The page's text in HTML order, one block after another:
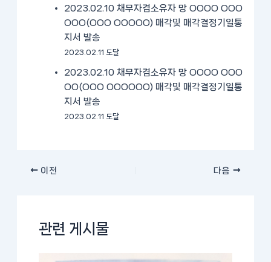
2023.02.10 채무자겸소유자 망 OOOO OOO
OOO(OOO OOOOO) 매각및 매각결정기일통
지서 발송
2023.02.11 도달
2023.02.10 채무자겸소유자 망 OOOO OOO
OO(OOO OOOOOO) 매각및 매각결정기일통
지서 발송
2023.02.11 도달
이전 다음
관련 게시물